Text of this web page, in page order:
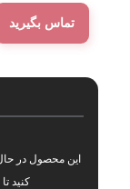
تماس بگیرید
این محصول در حال
کنید